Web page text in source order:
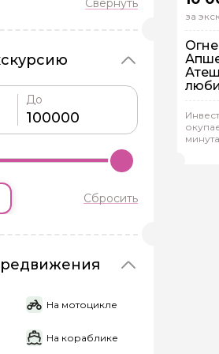
До
Сбросить
На мотоцикле
На кораблике
за
Рейтинг
На
Задайте